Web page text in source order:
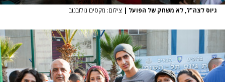
גיוס לצה"ל, לא משחק של הפועל | צילום: מקסים גולובנוב